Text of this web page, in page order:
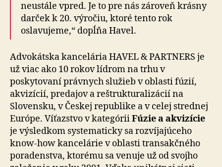
neustále vpred. Je to pre nás zároveň krásny
darček k 20. výročiu, ktoré tento rok
oslavujeme,“ dopĺňa Havel.
Advokátska kancelária HAVEL & PARTNERS je
už viac ako 10 rokov lídrom na trhu v
poskytovaní právnych služieb v oblasti fúzií,
akvizícií, predajov a reštrukturalizácií na
Slovensku, v Českej republike a v celej strednej
Európe. Víťazstvo v kategóriiFúzie a akvizície
je výsledkom systematicky sa rozvíjajúceho
know-how kancelárie v oblasti transakčného
poradenstva, ktorému sa venuje už od svojho